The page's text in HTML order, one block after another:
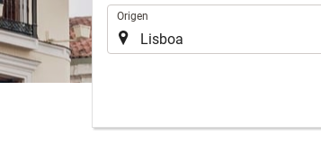
Trayecto
Origen